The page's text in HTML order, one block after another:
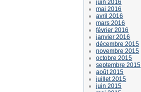
juin 2016
mai 2016
avril 2016
mars 2016
février 2016
janvier 2016
décembre 2015
novembre 2015
octobre 2015
septembre 2015
août 2015
juillet 2015
juin 2015